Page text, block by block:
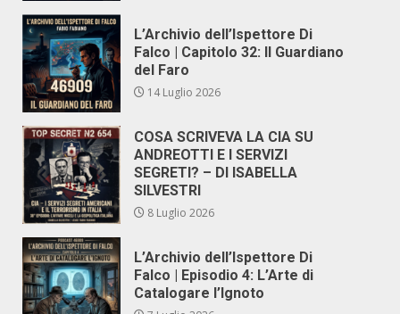
L’Archivio dell’Ispettore Di
Falco | Capitolo 32: Il Guardiano
del Faro
14 Luglio 2026
COSA SCRIVEVA LA CIA SU
ANDREOTTI E I SERVIZI
SEGRETI? – DI ISABELLA
SILVESTRI
8 Luglio 2026
L’Archivio dell’Ispettore Di
Falco | Episodio 4: L’Arte di
Catalogare l’Ignoto